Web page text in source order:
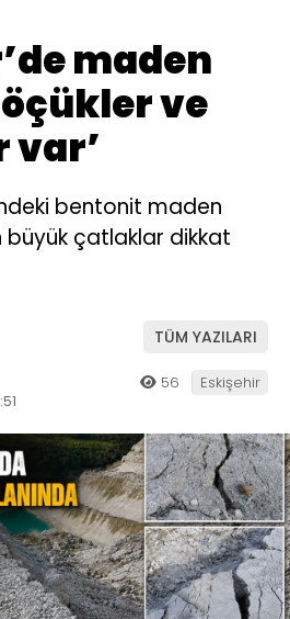
maden
ve
var’
bentonit maden
büyük çatlaklar dikkat
TÜM YAZILARI
56 Eskişehir